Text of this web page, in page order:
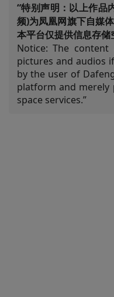
“特别声明：以上作品
频)为凤凰网旗下自媒
本平台仅提供信息存储
Notice: The content
pictures and audios
by the user of
platform and
space services.”